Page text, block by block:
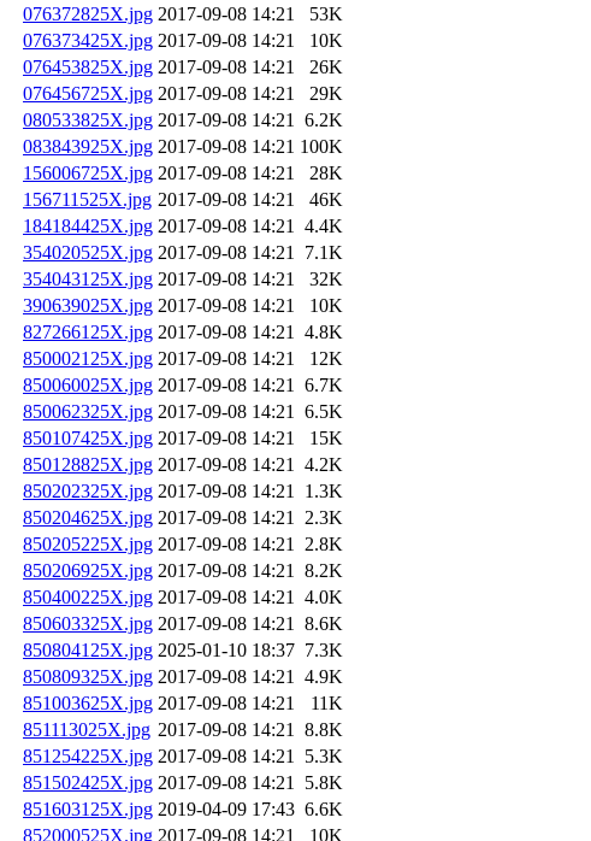
076372825X.jpg 2017-09-08 14:21
53K
076373425X.jpg 2017-09-08 14:21
10K
076453825X.jpg 2017-09-08 14:21
26K
076456725X.jpg 2017-09-08 14:21
29K
080533825X.jpg 2017-09-08 14:21 6.2K
083843925X.jpg 2017-09-08 14:21 100K
156006725X.jpg 2017-09-08 14:21
28K
156711525X.jpg 2017-09-08 14:21
46K
184184425X.jpg 2017-09-08 14:21 4.4K
354020525X.jpg 2017-09-08 14:21 7.1K
354043125X.jpg 2017-09-08 14:21
32K
390639025X.jpg 2017-09-08 14:21
10K
827266125X.jpg 2017-09-08 14:21 4.8K
850002125X.jpg 2017-09-08 14:21
12K
850060025X.jpg 2017-09-08 14:21 6.7K
850062325X.jpg 2017-09-08 14:21 6.5K
850107425X.jpg 2017-09-08 14:21
15K
850128825X.jpg 2017-09-08 14:21 4.2K
850202325X.jpg 2017-09-08 14:21 1.3K
850204625X.jpg 2017-09-08 14:21 2.3K
850205225X.jpg 2017-09-08 14:21 2.8K
850206925X.jpg 2017-09-08 14:21 8.2K
850400225X.jpg 2017-09-08 14:21 4.0K
850603325X.jpg 2017-09-08 14:21 8.6K
850804125X.jpg 2025-01-10 18:37 7.3K
850809325X.jpg 2017-09-08 14:21 4.9K
851003625X.jpg 2017-09-08 14:21
11K
851113025X.jpg 2017-09-08 14:21 8.8K
851254225X.jpg 2017-09-08 14:21 5.3K
851502425X.jpg 2017-09-08 14:21 5.8K
851603125X.jpg 2019-04-09 17:43 6.6K
852000525X.jpg 2017-09-08 14:21
10K